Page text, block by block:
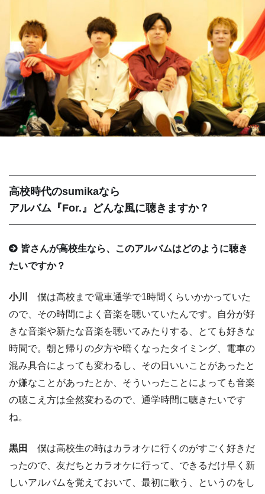
高校時代のsumikaなら
アルバム『For.』どんな風に聴きますか？
皆さんが高校生なら、このアルバムはどのように聴き
たいですか？
小川
僕は高校まで電車通学で1時間くらいかかっていた
ので、その時間によく音楽を聴いていたんです。自分が好
きな音楽や新たな音楽を聴いてみたりする、とても好きな
時間で。朝と帰りの夕方や暗くなったタイミング、電車の
混み具合によっても変わるし、その日いいことがあったと
か嫌なことがあったとか、そういったことによっても音楽
の聴こえ方は全然変わるので、通学時間に聴きたいです
ね。
黒田
僕は高校生の時はカラオケに行くのがすごく好きだ
ったので、友だちとカラオケに行って、できるだけ早く新
しいアルバムを覚えておいて、最初に歌う、というのをし